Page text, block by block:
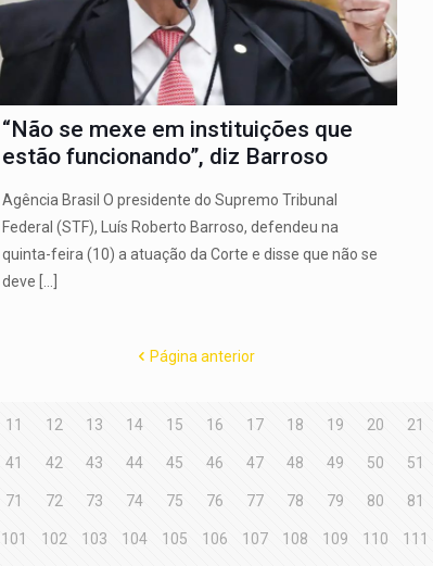
“Não se mexe em instituições que
estão funcionando”, diz Barroso
Agência Brasil O presidente do Supremo Tribunal
Federal (STF), Luís Roberto Barroso, defendeu na
quinta-feira (10) a atuação da Corte e disse que não se
deve […]
Página anterior
11 12 13 14 15 16 17 18 19 20 21
41 42 43 44 45 46 47 48 49 50 51
71 72 73 74 75 76 77 78 79 80 81
101 102 103 104 105 106 107 108 109 110 111